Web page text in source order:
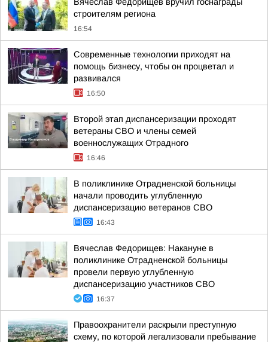
строителям региона
16:54
Современные технологии приходят на
помощь бизнесу, чтобы он процветал и
развивался
16:50
Второй этап диспансеризации проходят
ветераны СВО и члены семей
военнослужащих Отрадного
16:46
В поликлинике Отрадненской больницы
начали проводить углубленную
диспансеризацию ветеранов СВО
16:43
Вячеслав Федорищев: Накануне в
поликлинике Отрадненской больницы
провели первую углубленную
диспансеризацию участников СВО
16:37
Правоохранители раскрыли преступную
схему, по которой легализовали пребывание